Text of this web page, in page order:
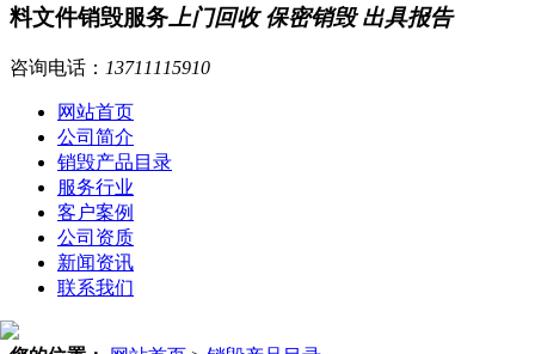
料文件销毁服务 上门回收 保密销毁 出具报告
咨询电话： 13711115910
网站首页
公司简介
销毁产品目录
服务行业
客户案例
公司资质
新闻资讯
联系我们